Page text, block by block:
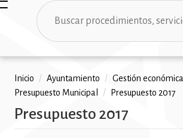
Buscar
Ruta
de
navegación
Inicio / Ayuntamiento / Gestión económica
Presupuesto Municipal
/ Presupuesto 2017
Presupuesto 2017